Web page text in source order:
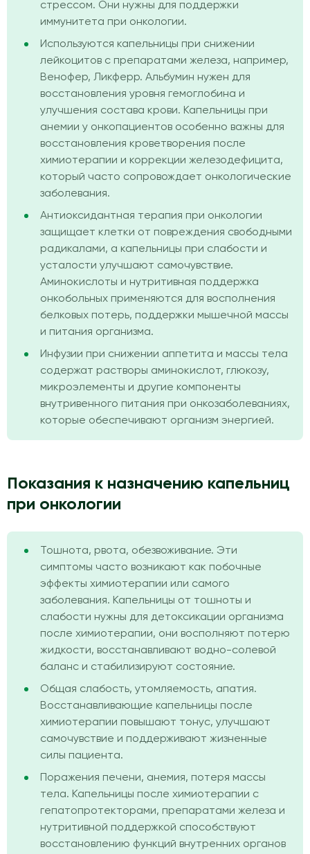
стрессом. Они нужны для поддержки
иммунитета при онкологии.
Используются капельницы при снижении
лейкоцитов с препаратами железа, например,
Венофер, Ликферр. Альбумин нужен для
восстановления уровня гемоглобина и
улучшения состава крови. Капельницы при
анемии у онкопациентов особенно важны для
восстановления кроветворения после
химиотерапии и коррекции железодефицита,
который часто сопровождает онкологические
заболевания.
Антиоксидантная терапия при онкологии
защищает клетки от повреждения свободными
радикалами, а капельницы при слабости и
усталости улучшают самочувствие.
Аминокислоты и нутритивная поддержка
онкобольных применяются для восполнения
белковых потерь, поддержки мышечной массы
и питания организма.
Инфузии при снижении аппетита и массы тела
содержат растворы аминокислот, глюкозу,
микроэлементы и другие компоненты
внутривенного питания при онкозаболеваниях,
которые обеспечивают организм энергией.
Показания к назначению капельниц
при онкологии
Тошнота, рвота, обезвоживание. Эти
симптомы часто возникают как побочные
эффекты химиотерапии или самого
заболевания. Капельницы от тошноты и
слабости нужны для детоксикации организма
после химиотерапии, они восполняют потерю
жидкости, восстанавливают водно-солевой
баланс и стабилизируют состояние.
Общая слабость, утомляемость, апатия.
Восстанавливающие капельницы после
химиотерапии повышают тонус, улучшают
самочувствие и поддерживают жизненные
силы пациента.
Поражения печени, анемия, потеря массы
тела. Капельницы после химиотерапии с
гепатопротекторами, препаратами железа и
нутритивной поддержкой способствуют
восстановлению функций внутренних органов